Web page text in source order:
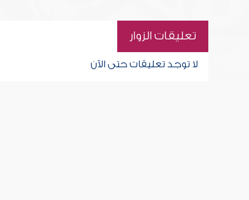
تعليقات الزوار
لا توجد تعليقات حتى الآن